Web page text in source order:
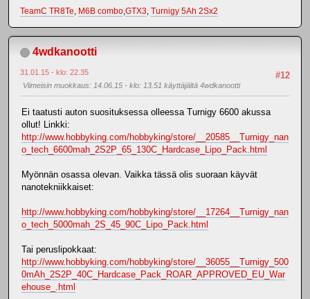
TeamC TR8Te, M6B combo,GTX3, Turnigy 5Ah 2Sx2
4wdkanootti
#12
31.01.15 - klo: 22.35
Viimeisin muokkaus: 14.06.15 - klo: 13.51 käyttäjältä 4wdkanootti
Ei taatusti auton suosituksessa olleessa Turnigy 6600 akussa
ollut! Linkki:
http://www.hobbyking.com/hobbyking/store/__20585__Turnigy_nan
o_tech_6600mah_2S2P_65_130C_Hardcase_Lipo_Pack.html
Myönnän osassa olevan. Vaikka tässä olis suoraan käyvät
nanotekniikkaiset:
http://www.hobbyking.com/hobbyking/store/__17264__Turnigy_nan
o_tech_5000mah_2S_45_90C_Lipo_Pack.html
Tai peruslipokkaat:
http://www.hobbyking.com/hobbyking/store/__36055__Turnigy_500
0mAh_2S2P_40C_Hardcase_Pack_ROAR_APPROVED_EU_War
ehouse_.html